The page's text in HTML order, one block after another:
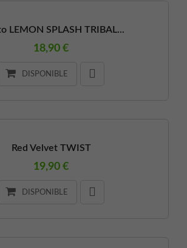
LEMON SPLASH TRIBAL...
18,90 €
DISPONIBLE
Red Velvet TWIST
19,90 €
DISPONIBLE